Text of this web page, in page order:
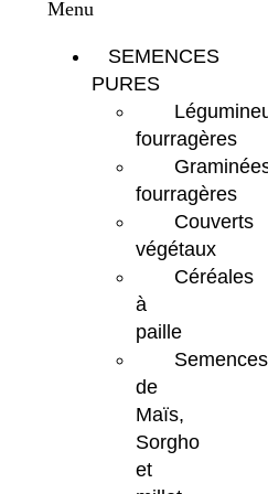
Menu
SEMENCES
PURES
fourragères
fourragères
Couverts
végétaux
Céréales
à
paille
Semences
de
Maïs,
Sorgho
et